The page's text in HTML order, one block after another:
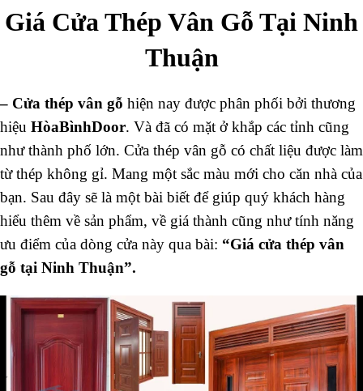
Giá Cửa Thép Vân Gỗ Tại Ninh
Thuận
– Cửa thép vân gỗ hiện nay được phân phối bởi thương
hiệu HòaBìnhDoor. Và đã có mặt ở khắp các tỉnh cũng
như thành phố lớn. Cửa thép vân gỗ có chất liệu được làm
từ thép không gỉ. Mang một sắc màu mới cho căn nhà của
bạn. Sau đây sẽ là một bài biết để giúp quý khách hàng
hiểu thêm về sản phẩm, về giá thành cũng như tính năng
ưu điểm của dòng cửa này qua bài: “Giá cửa thép vân
gỗ tại Ninh Thuận”.